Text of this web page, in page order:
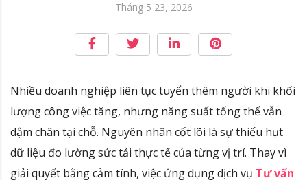
Tháng 5 23, 2026
Nhiều doanh nghiệp liên tục tuyển thêm người khi khối
lượng công việc tăng, nhưng năng suất tổng thể vẫn
dậm chân tại chỗ. Nguyên nhân cốt lõi là sự thiếu hụt
dữ liệu đo lường sức tải thực tế của từng vị trí. Thay vì
giải quyết bằng cảm tính, việc ứng dụng dịch vụ Tư vấn